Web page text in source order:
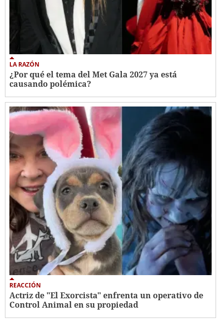
LA RAZÓN
¿Por qué el tema del Met Gala 2027 ya está
causando polémica?
REACCIÓN
Actriz de "El Exorcista" enfrenta un operativo de
Control Animal en su propiedad